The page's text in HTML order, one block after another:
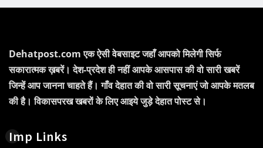
Dehatpost.com एक ऐसी वेबसाइट जहाँ आपको मिलेगी सिर्फ
सकारात्मक ख़बरें। देश-प्रदेश ही नहीं आपके आसपास की वो सारी खबरें
जिन्हें आप जानना चाहते हैं। गाँव देहात की वो सारी सूचनाएं जो आपके मतलब
की है। विकासपरख खबरों के लिए आइये जुड़े देहात पोस्ट से।
Imp Links